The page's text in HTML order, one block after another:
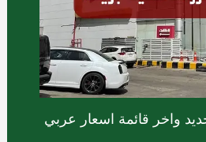
واخر قائمة اسعار عربي